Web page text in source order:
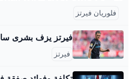
فلوريان فيرتز
فيرتز